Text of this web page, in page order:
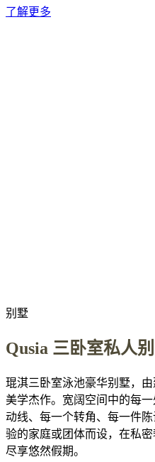
了解更多
别墅
Qusia 三卧室私人
琨淇三卧室泳池豪华别墅，
美学杰作。宽阔空间中的每
动线、每一个转角、每一件
验的家庭或团体而设，在私
尽享悠然假期。